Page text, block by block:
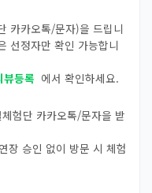
카카오톡/문자)을 드립니
선정자만 확인 가능합니
등록 에서 확인하세요.
험단 카카오톡/문자을 받
장 승인 없이 방문 시 체험